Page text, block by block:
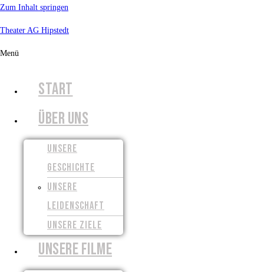
Zum Inhalt springen
Theater AG Hipstedt
Menü
START
ÜBER UNS
UNSERE
GESCHICHTE
UNSERE
LEIDENSCHAFT
UNSERE ZIELE
UNSERE FILME